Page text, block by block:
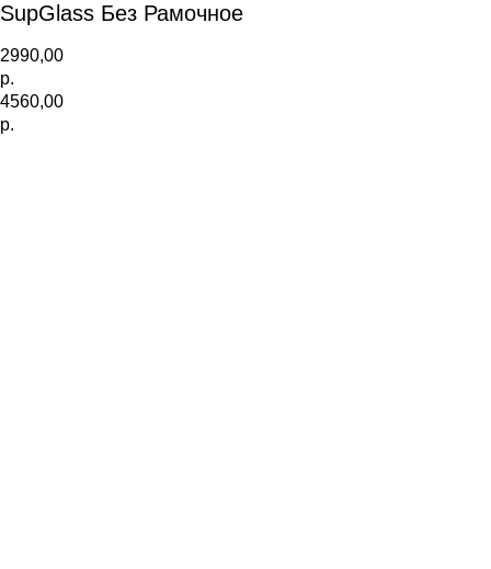
SupGlass Без Рамочное
2990,00
р.
4560,00
р.